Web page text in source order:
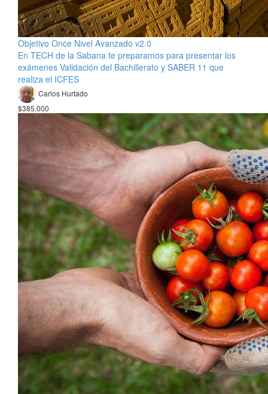
Objetivo Once Nivel Avanzado v2.0
En TECH de la Sabana te preparamos para presentar los
exámenes Validación del Bachillerato y SABER 11 que
realiza el ICFES
Carlos Hurtado
$385.000